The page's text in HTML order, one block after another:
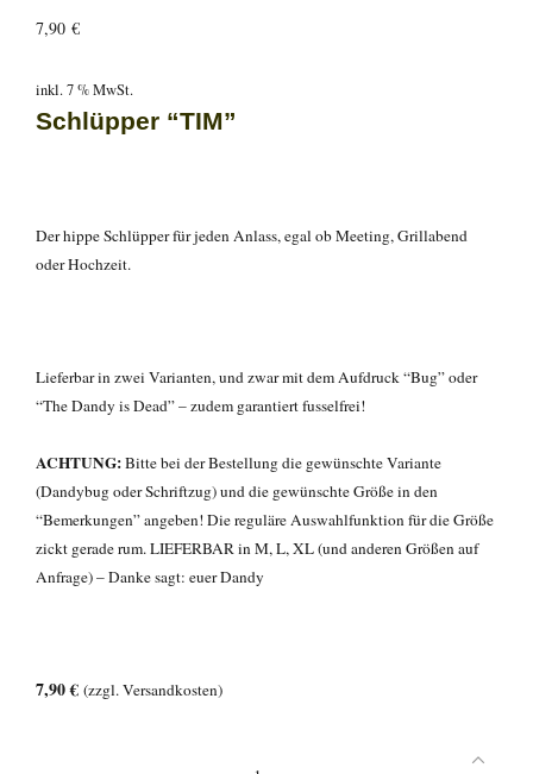
7,90 €
inkl. 7 % MwSt.
Schlüpper “TIM”
Der hippe Schlüpper für jeden Anlass, egal ob Meeting, Grillabend
oder Hochzeit.
Lieferbar in zwei Varianten, und zwar mit dem Aufdruck “Bug” oder
“The Dandy is Dead” – zudem garantiert fusselfrei!
ACHTUNG:Bitte bei der Bestellung die gewünschte Variante
(Dandybug oder Schriftzug) und die gewünschte Größe in den
“Bemerkungen” angeben! Die reguläre Auswahlfunktion für die Größe
zickt gerade rum. LIEFERBAR in M, L, XL (und anderen Größen auf
Anfrage) – Danke sagt: euer Dandy
7,90 € (zzgl. Versandkosten)